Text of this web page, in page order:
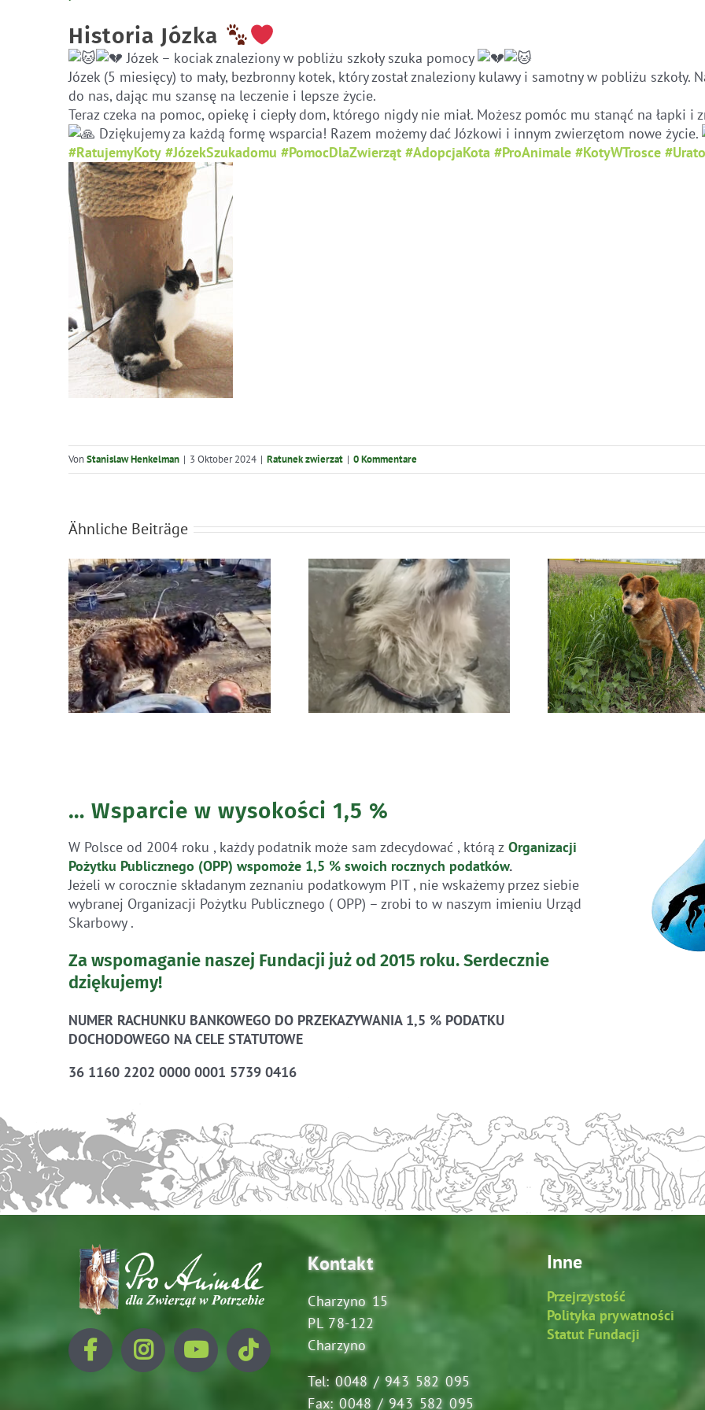
Historia Józka
Józek – kociak znaleziony w pobliżu szkoły szuka pomocy
Józek (5 miesięcy) to mały, bezbronny kotek, który został znaleziony kulawy i samotny w pobliżu szkoły.
do nas, dając mu szansę na leczenie i lepsze życie.
Teraz czeka na pomoc, opiekę i ciepły dom, którego nigdy nie miał. Możesz pomóc mu stanąć na łapki i
Dziękujemy za każdą formę wsparcia! Razem możemy dać Józkowi i innym zwierzętom nowe życie.
#RatujemyKoty #JózekSzukadomu #PomocDlaZwierząt #AdopcjaKota #ProAnimale #KotyWTrosce
VonStanislaw Henkelman | 3 Oktober 2024 | Ratunek zwierzat | 0 Kommentare
Ähnliche Beiträge
Błąkała się sama w
lesie
Ratunek Lesia Ratunek
… Wsparcie w wysokości 1,5 %
W Polsce od 2004 roku , każdy podatnik może sam zdecydować , którą zOrganizacji
Pożytku Publicznego (OPP) wspomoże 1,5 % swoich rocznych podatków.
Jeżeli w corocznie składanym zeznaniu podatkowym PIT , nie wskażemy przez siebie
wybranej Organizacji Pożytku Publicznego ( OPP) – zrobi to w naszym imieniu Urząd
Skarbowy .
Za wspomaganie naszej Fundacji już od 2015 roku.Serdecznie
dziękujemy!
NUMER RACHUNKU BANKOWEGO DO PRZEKAZYWANIA 1,5 % PODATKU
DOCHODOWEGO NA CELE STATUTOWE
36 1160 2202 0000 0001 5739 0416
Kontakt
Charzyno 15
PL 78-122
Charzyno
Tel: 0048 / 943 582 095
Fax: 0048 / 943 582 095
Inne
Przejrzystość
Polityka prywatności
Statut Fundacji